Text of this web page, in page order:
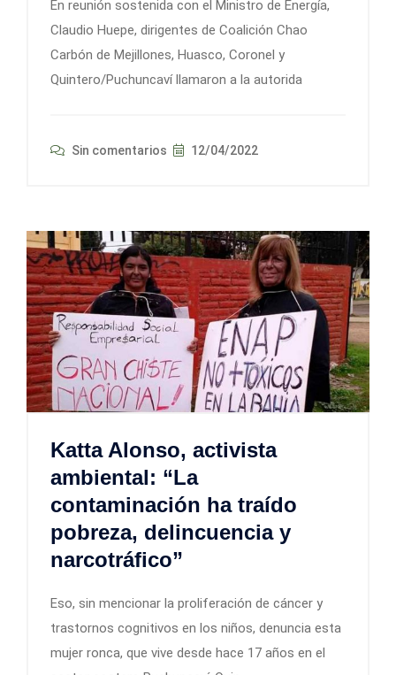
En reunión sostenida con el Ministro de Energía,
Claudio Huepe, dirigentes de Coalición Chao
Carbón de Mejillones, Huasco, Coronel y
Quintero/Puchuncaví llamaron a la autorida
Sin comentarios 12/04/2022
Katta Alonso, activista
ambiental: “La
contaminación ha traído
pobreza, delincuencia y
narcotráfico”
Eso, sin mencionar la proliferación de cáncer y
trastornos cognitivos en los niños, denuncia esta
mujer ronca, que vive desde hace 17 años en el